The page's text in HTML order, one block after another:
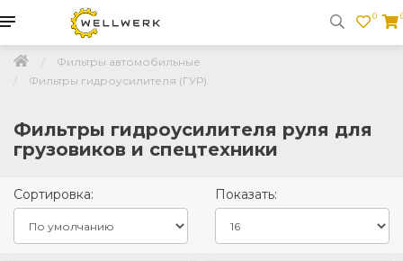
0
Фильтры автомобильные
Фильтры гидроусилителя (ГУР)
Фильтры гидроусилителя руля для
грузовиков и спецтехники
Сортировка: Показать: